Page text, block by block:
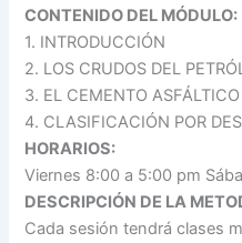
CONTENIDO DEL MÓDULO:
1. INTRODUCCIÓN
2. LOS CRUDOS DEL
3. EL CEMENTO ASFÁLTICO
4. CLASIFICACIÓN POR
HORARIOS:
Viernes 8:00 a 5:00 pm
DESCRIPCIÓN DE LA
Cada sesión tendrá clases